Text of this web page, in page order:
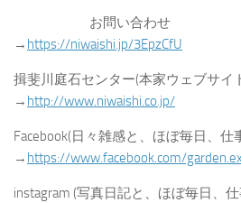
お問い合わせ
→ https://niwaishi.jp/3EpzCfU
揖斐川庭石センター(本家ウェブサイ
→ http://www.niwaishi.co.jp/
Facebook(日々雑感と、ほぼ毎日、仕
→ https://www.facebook.com/
instagram (写真日記と、ほぼ毎日、